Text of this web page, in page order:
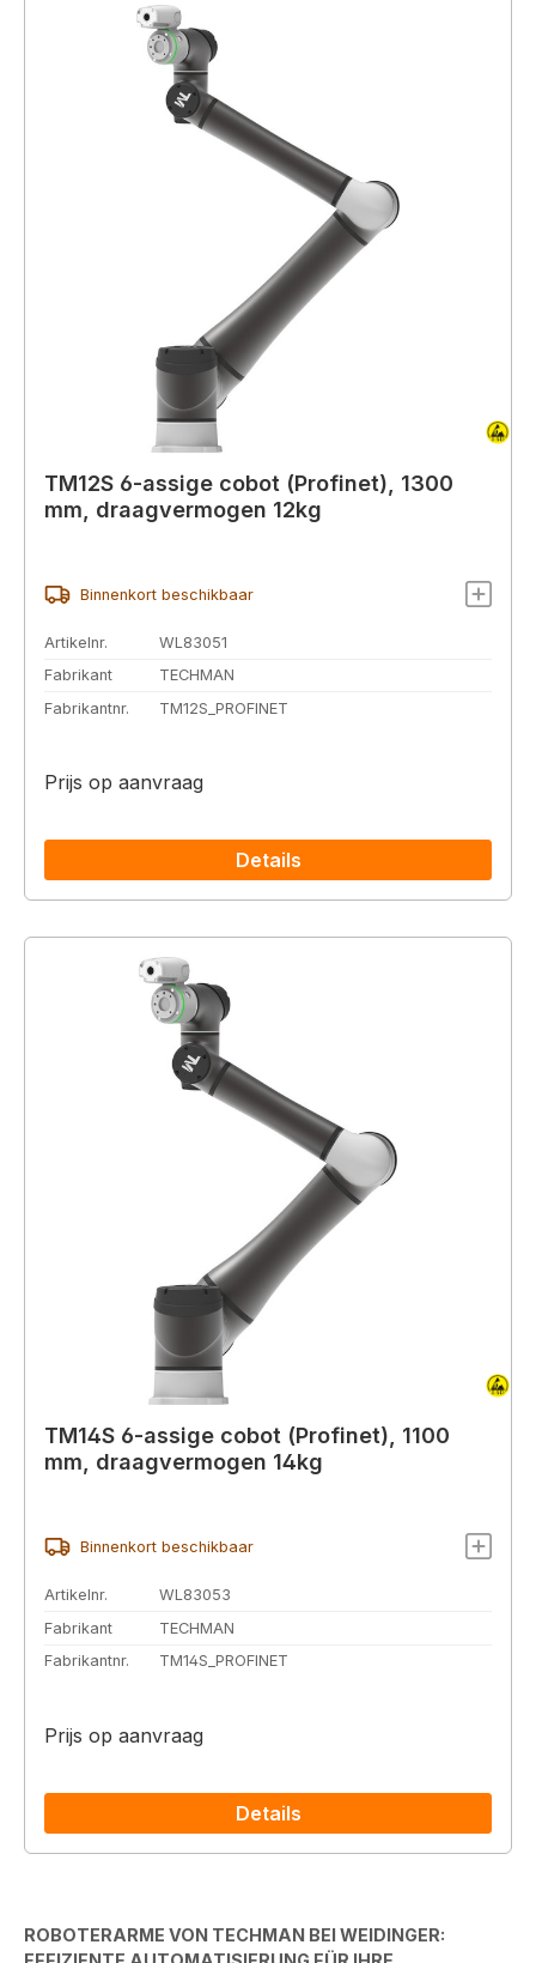
TM12S 6-assige cobot (Profinet), 1300
mm, draagvermogen 12kg
Binnenkort beschikbaar
Artikelnr.
WL83051
Fabrikant
TECHMAN
Fabrikantnr.
TM12S_PROFINET
Prijs op aanvraag
Details
TM14S 6-assige cobot (Profinet), 1100
mm, draagvermogen 14kg
Binnenkort beschikbaar
Artikelnr.
WL83053
Fabrikant
TECHMAN
Fabrikantnr.
TM14S_PROFINET
Prijs op aanvraag
Details
ROBOTERARME VON TECHMAN BEI WEIDINGER: